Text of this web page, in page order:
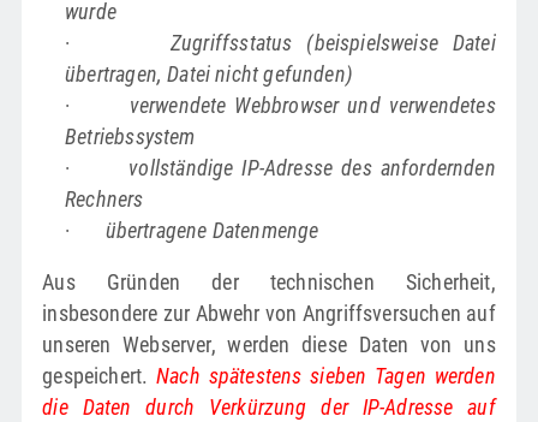
wurde
· Zugriffsstatus (beispielsweise Datei
übertragen, Datei nicht gefunden)
· verwendete Webbrowser und verwendetes
Betriebssystem
· vollständige IP-Adresse des anfordernden
Rechners
· übertragene Datenmenge
Aus Gründen der technischen Sicherheit,
insbesondere zur Abwehr von Angriffsversuchen auf
unseren Webserver, werden diese Daten von uns
gespeichert.Nach spätestens sieben Tagen werden
die Daten durch Verkürzung der IP-Adresse auf